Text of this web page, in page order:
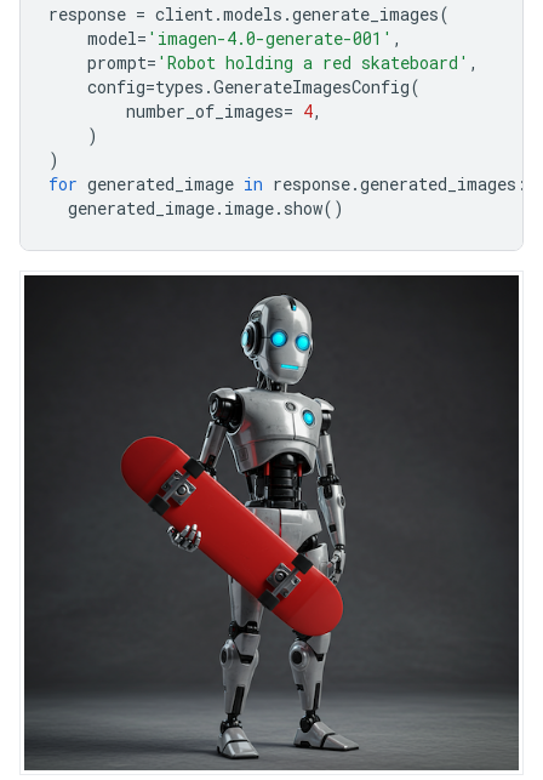
response = client.models .generate_images(
model= 'imagen-4.0-generate-001' ,
prompt= 'Robot holding a red skateboard' ,
config=types .GenerateImagesConfig(
number_of_images= 4,
)
)
for generated_image in response.generated_images :
generated_image. image. show()